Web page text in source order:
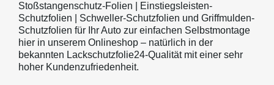
Stoßstangenschutz-Folien | Einstiegsleisten-
Schutzfolien | Schweller-Schutzfolien und Griffmulden-
Schutzfolien für Ihr Auto zur einfachen Selbstmontage
hier in unserem Onlineshop – natürlich in der
bekannten Lackschutzfolie24-Qualität mit einer sehr
hoher Kundenzufriedenheit.